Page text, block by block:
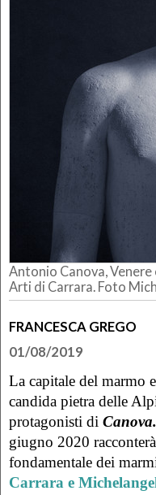
Antonio Canova,
Arti di Carrara. Foto
FRANCESCA GREGO
01/08/2019
La capitale del marmo
candida pietra delle
protagonisti di
giugno 2020
fondamentale dei
Carrara e